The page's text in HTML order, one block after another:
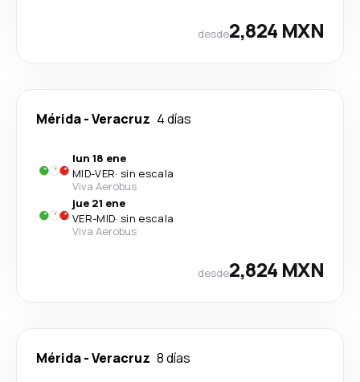
desde2,824 MXN
Mérida-Veracruz 4 días
lun 18 ene
MID-VER· sin escala
Viva Aerobus
jue 21 ene
VER-MID· sin escala
Viva Aerobus
desde2,824 MXN
Mérida-Veracruz 8 días